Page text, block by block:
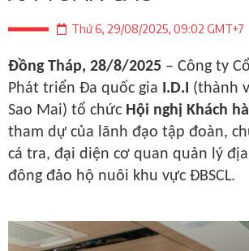
Thứ 6, 29/08/2025, 09:02 GMT+7
Đồng Tháp, 28/8/2025 – Công ty
Phát triển Đa quốc gia I.D.I (thành
Sao Mai) tổ chức Hội nghị Khách
tham dự của lãnh đạo tập đoàn,
cá tra, đại diện cơ quan quản lý
đông đảo hộ nuôi khu vực ĐBSCL.